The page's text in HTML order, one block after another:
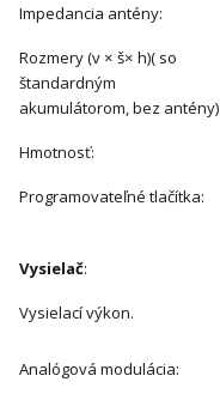
Impedancia antény:
Rozmery (v × š× h)( so
štandardným
akumulátorom, bez antény)
Hmotnosť:
Programovateľné tlačítka:
Vysielač:
Vysielací výkon.
Analógová modulácia: